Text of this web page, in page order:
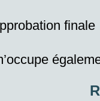
finale